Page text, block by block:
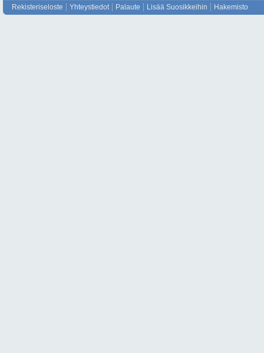
Rekisteriseloste Yhteystiedot Palaute Lisää Suosikkeihin Hakemisto